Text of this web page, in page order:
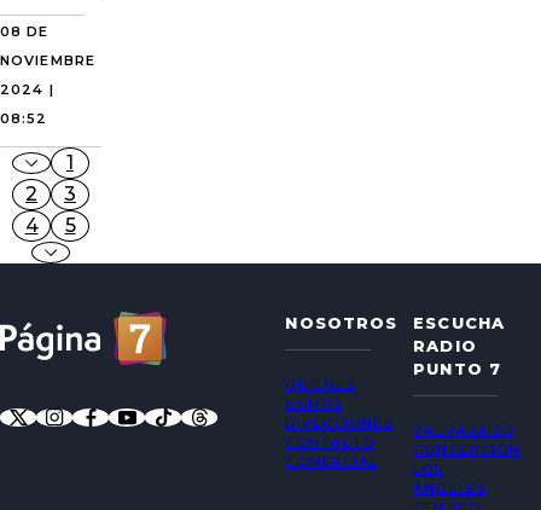
08 DE
NOVIEMBRE
2024 |
08:52
1
2
3
4
5
NOSOTROS
QUIÉNES
SOMOS
DIRECCIONES
CONTACTO
COMERCIAL
ESCUCHA
RADIO
PUNTO 7
VALPARAÍSO
CONCEPCIÓN
LOS
ÁNGELES